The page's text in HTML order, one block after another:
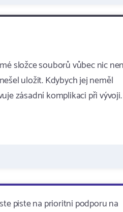
složce souborů vůbec nic
uložit. Kdybych jej neměl
zásadní komplikaci při vývoji.
piste na prioritni podporu na